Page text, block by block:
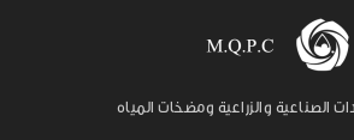
الصناعية والزراعية ومضخات المياه